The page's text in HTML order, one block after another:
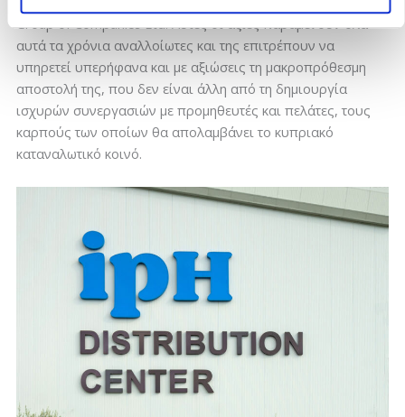
Group of Companies Ltd. Αυτές οι αξίες παραμένουν όλα
αυτά τα χρόνια αναλλοίωτες και της επιτρέπουν να
υπηρετεί υπερήφανα και με αξιώσεις τη μακροπρόθεσμη
αποστολή της, που δεν είναι άλλη από τη δημιουργία
ισχυρών συνεργασιών με προμηθευτές και πελάτες, τους
καρπούς των οποίων θα απολαμβάνει το κυπριακό
καταναλωτικό κοινό.